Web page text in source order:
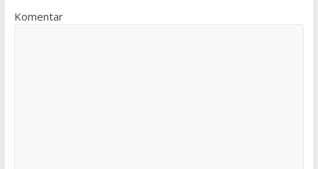
Komentar